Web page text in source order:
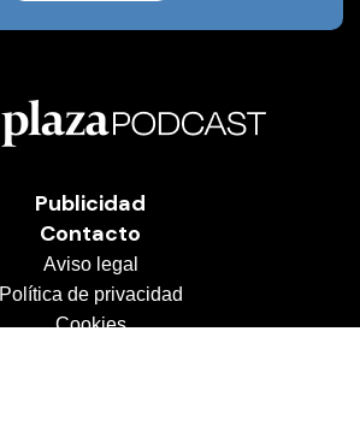
Publicidad
Contacto
Aviso legal
Política de privacidad
Cookies